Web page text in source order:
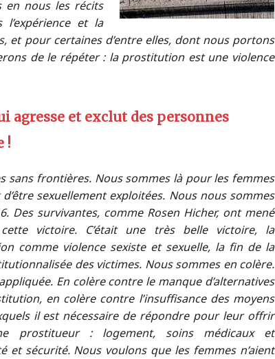
en nous les récits
et la
et pour certaines d’entre elles, dont nous portons
de le répéter : la prostitution est une violence
agresse et exclut des personnes
!
sans frontières. Nous sommes là pour les femmes
sexuellement exploitées. Nous nous sommes
Des survivantes, comme Rosen Hicher, ont mené
victoire. C’était une très belle victoire, la
comme violence sexiste et sexuelle, la fin de la
des victimes. Nous sommes en colère.
En colère contre le manque d’alternatives
en colère contre l’insuffisance des moyens
il est nécessaire de répondre pour leur offrir
prostitueur : logement, soins médicaux et
et sécurité. Nous voulons que les femmes n’aient